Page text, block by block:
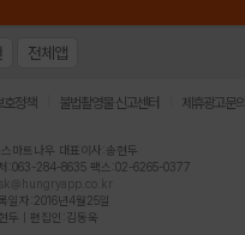
전체앱
호정책 불법촬영물 신고센터 제휴광고문의
마트나우 대표이사:송현두
처:063-284-8635 팩스:02-6265-0377
일자:2016년4월25일
두 | 편집인:김동욱